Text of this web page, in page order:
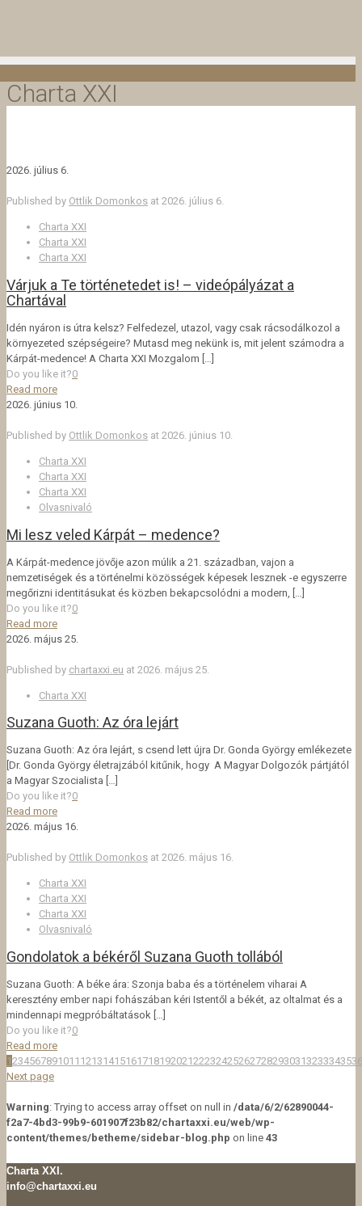
Charta XXI
2026. július 6.
Published by Ottlik Domonkos at 2026. július 6.
Charta XXI
Charta XXI
Charta XXI
Várjuk a Te történetedet is! – videópályázat a
Chartával
Idén nyáron is útra kelsz? Felfedezel, utazol, vagy csak rácsodálkozol a
környezeted szépségeire? Mutasd meg nekünk is, mit jelent számodra a
Kárpát-medence! A Charta XXI Mozgalom […]
Do you like it?0
Read more
2026. június 10.
Published by Ottlik Domonkos at 2026. június 10.
Charta XXI
Charta XXI
Charta XXI
Olvasnivaló
Mi lesz veled Kárpát – medence?
A Kárpát-medence jövője azon múlik a 21. században, vajon a
nemzetiségek és a történelmi közösségek képesek lesznek -e egyszerre
megőrizni identitásukat és közben bekapcsolódni a modern, […]
Do you like it?0
Read more
2026. május 25.
Published by chartaxxi.eu at 2026. május 25.
Charta XXI
Suzana Guoth: Az óra lejárt
Suzana Guoth: Az óra lejárt, s csend lett újra Dr. Gonda György emlékezete
[Dr. Gonda György életrajzából kitűnik, hogy A Magyar Dolgozók pártjától
a Magyar Szocialista […]
Do you like it?0
Read more
2026. május 16.
Published by Ottlik Domonkos at 2026. május 16.
Charta XXI
Charta XXI
Charta XXI
Olvasnivaló
Gondolatok a békéről Suzana Guoth tollából
Suzana Guoth: A béke ára: Szonja baba és a történelem viharai A
keresztény ember napi fohászában kéri Istentől a békét, az oltalmat és a
mindennapi megpróbáltatások […]
Do you like it?0
Read more
1234567891011 12131415161718192021222324252627282930313233343536
Next page
Warning: Trying to access array offset on null in /data/6/2/62890044-
f2a7-4bd3-99b9-601907f23b82/chartaxxi.eu/web/wp-
content/themes/betheme/sidebar-blog.php on line 43
Charta XXI.
info@chartaxxi.eu